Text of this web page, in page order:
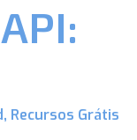
, Recursos Grátis